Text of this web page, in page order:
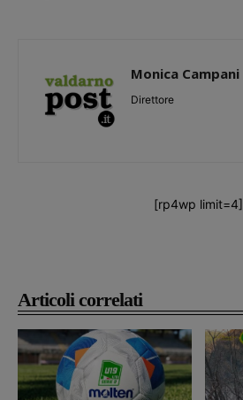
Articoli correlati
Monica Campani
Direttore
[rp4wp limit=4]